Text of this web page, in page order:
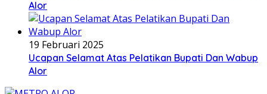
Alor
19 Februari 2025
Ucapan Selamat Atas Pelatikan Bupati Dan Wabup
Alor